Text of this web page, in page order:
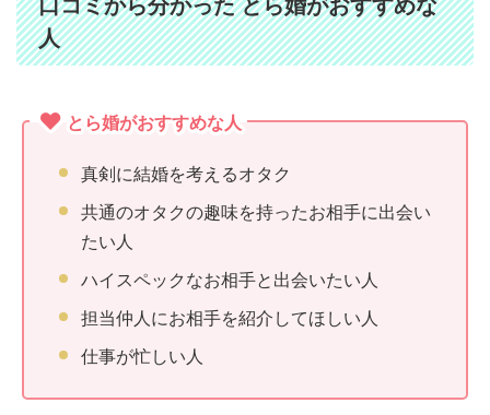
口コミから分かった とら婚がおすすめな
人
とら婚がおすすめな人
真剣に結婚を考えるオタク
共通のオタクの趣味を持ったお相手に出会い
たい人
ハイスペックなお相手と出会いたい人
担当仲人にお相手を紹介してほしい人
仕事が忙しい人